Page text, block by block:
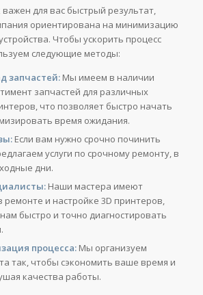
для вас быстрый результат,
ориентирована на минимизацию
Чтобы ускорить процесс
следующие методы:
запчастей:Мы имеем в наличии
запчастей для различных
что позволяет быстро начать
время ожидания.
Если вам нужно срочно починить
услуги по срочному ремонту, в
дни.
Наши мастера имеют
ремонте и настройке 3D принтеров,
быстро и точно диагностировать
процесса:Мы организуем
так, чтобы сэкономить ваше время и
качества работы.